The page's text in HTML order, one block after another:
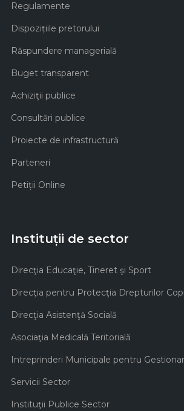
Regulamente
Dispozițiile pretorului
Răspundere managerială
Buget transparent
Achiziţii publice
Consultări publice
Proiecte de infrastructură
Parteneri
Petiții Online
Instituții de sector
Direcţia Educaţie, Tineret şi Sport
Direcţia pentru Protecţia Drepturilor
Direcţia Asistenţă Socială
Asociaţia Medicală Teritorială
Intreprinderi Municipale pentru
Servicii Sector
Instituţii Publice Sector